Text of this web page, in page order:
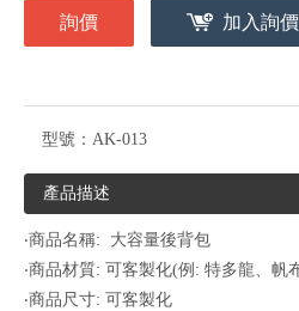
詢價 加入詢
型號： AK-013
產品描述
‧商品名稱: 大容量後背包
‧商品材質: 可客製化(例: 特多龍、帆
‧商品尺寸: 可客製化